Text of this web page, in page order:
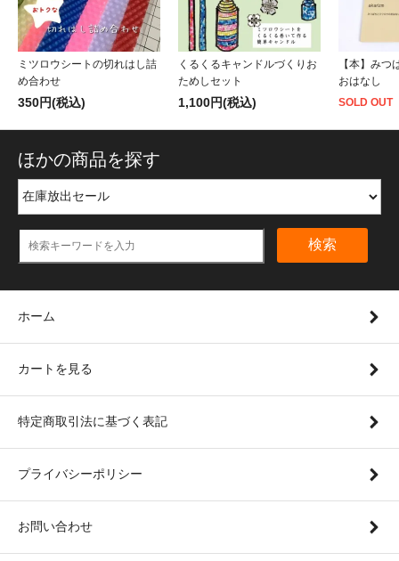
ミツロウシートの切れはし詰
め合わせ
350円(税込)
くるくるキャンドルづくりお
ためしセット
1,100円(税込)
【本】みつ
おはなし
SOLD OUT
ほかの商品を探す
検索
ホーム
カートを見る
特定商取引法に基づく表記
プライバシーポリシー
お問い合わせ